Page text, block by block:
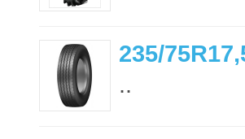
235/
..